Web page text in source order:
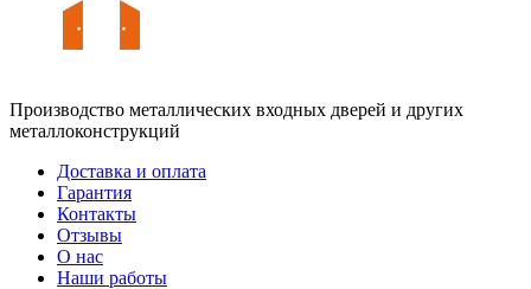
Производство металлических входных дверей и других
металлоконструкций
Доставка и оплата
Гарантия
Контакты
Отзывы
О нас
Наши работы